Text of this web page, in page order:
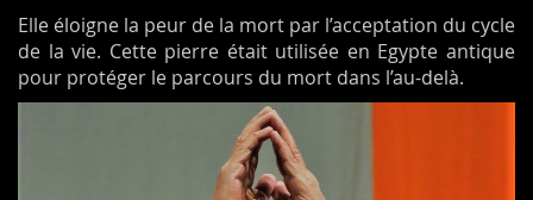
Elle éloigne la peur de la mort par l’acceptation du cycle
de la vie. Cette pierre était utilisée en Egypte antique
pour protéger le parcours du mort dans l’au-delà.